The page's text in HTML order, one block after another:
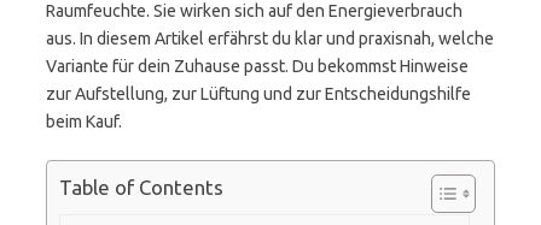
Raumfeuchte. Sie wirken sich auf den Energieverbrauch
aus. In diesem Artikel erfährst du klar und praxisnah, welche
Variante für dein Zuhause passt. Du bekommst Hinweise
zur Aufstellung, zur Lüftung und zur Entscheidungshilfe
beim Kauf.
Table of Contents